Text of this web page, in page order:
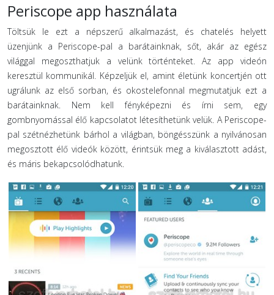
Periscope app használata
Töltsük le ezt a népszerű alkalmazást, és chatelés helyett
üzenjünk a Periscope-pal a barátainknak, sőt, akár az egész
világgal megoszthatjuk a velünk történteket. Az app videón
keresztül kommunikál. Képzeljük el, amint életünk koncertjén ott
ugrálunk az első sorban, és okostelefonnal megmutatjuk ezt a
barátainknak. Nem kell fényképezni és írni sem, egy
gombnyomással élő kapcsolatot létesíthetünk velük. A Periscope-
pal szétnézhetünk bárhol a világban, böngésszünk a nyilvánosan
megosztott élő videók között, érintsük meg a kiválasztott adást,
és máris bekapcsolódhatunk.